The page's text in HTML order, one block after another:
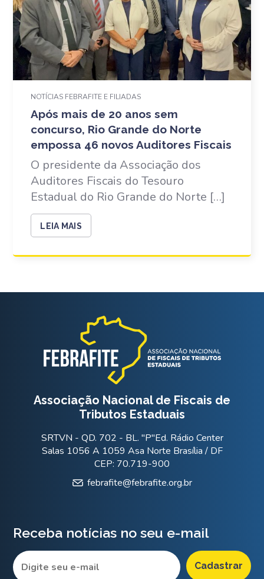
NOTÍCIAS FEBRAFITE E FILIADAS
Após mais de 20 anos sem
concurso, Rio Grande do Norte
empossa 46 novos Auditores Fiscais
O presidente da Associação dos
Auditores Fiscais do Tesouro
Estadual do Rio Grande do Norte […]
LEIA MAIS
Associação Nacional de Fiscais de
Tributos Estaduais
SRTVN - QD. 702 - BL. "P"Ed. Rádio Center
Salas 1056 A 1059 Asa Norte Brasília / DF
CEP: 70.719-900
febrafite@febrafite.org.br
Receba notícias no seu e-mail